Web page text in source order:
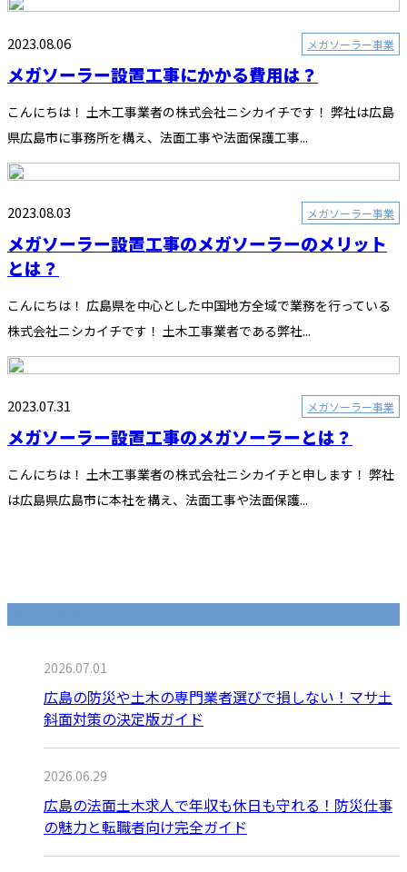
2023.08.06 メガソーラー事業
メガソーラー設置工事にかかる費用は？
こんにちは！ 土木工事業者の株式会社ニシカイチです！ 弊社は広島
県広島市に事務所を構え、法面工事や法面保護工事...
2023.08.03 メガソーラー事業
メガソーラー設置工事のメガソーラーのメリット
とは？
こんにちは！ 広島県を中心とした中国地方全域で業務を行っている
株式会社ニシカイチです！ 土木工事業者である弊社...
2023.07.31 メガソーラー事業
メガソーラー設置工事のメガソーラーとは？
こんにちは！ 土木工事業者の株式会社ニシカイチと申します！ 弊社
は広島県広島市に本社を構え、法面工事や法面保護...
2026.07.01
広島の防災や土木の専門業者選びで損しない！マサ土
斜面対策の決定版ガイド
2026.06.29
広島の法面土木求人で年収も休日も守れる！防災仕事
の魅力と転職者向け完全ガイド